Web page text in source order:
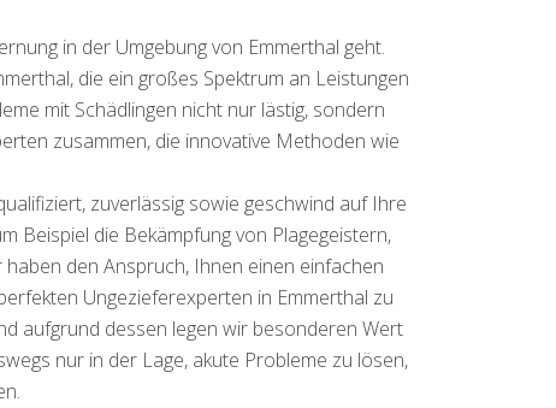
in der Umgebung von Emmerthal geht.
die ein großes Spektrum an Leistungen
mit Schädlingen nicht nur lästig, sondern
zusammen, die innovative Methoden wie
zuverlässig sowie geschwind auf Ihre
Beispiel die Bekämpfung von Plagegeistern,
den Anspruch, Ihnen einen einfachen
Ungezieferexperten in Emmerthal zu
aufgrund dessen legen wir besonderen Wert
nur in der Lage, akute Probleme zu lösen,